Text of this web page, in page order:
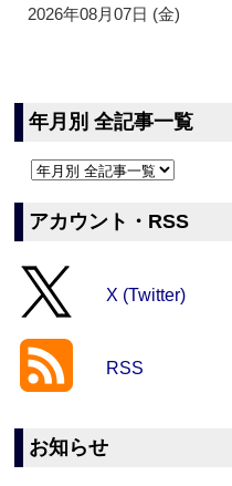
2026年08月07日 (金)
年月別 全記事一覧
アカウント・RSS
X (Twitter)
RSS
お知らせ